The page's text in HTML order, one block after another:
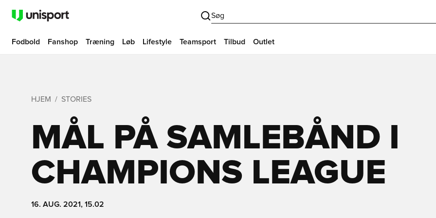
Søg
Fodbold Fanshop Træning Løb Lifestyle Teamsport Tilbud Outlet
HJEM STORIES
MÅL PÅ SAMLEBÅND I
CHAMPIONS LEAGUE
16. AUG. 2021, 15.02